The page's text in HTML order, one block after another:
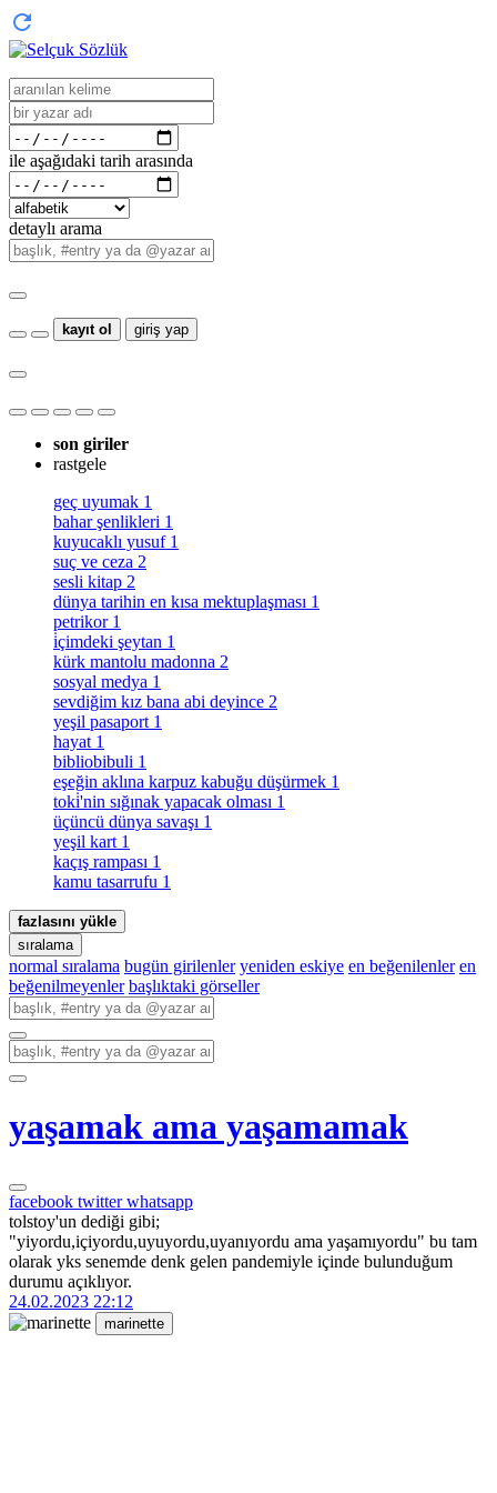
ile aşağıdaki tarih arasında
detaylı arama
kayıt ol giriş yap
son giriler
rastgele
geç uyumak 1
bahar şenlikleri 1
kuyucaklı yusuf 1
suç ve ceza 2
sesli kitap 2
dünya tarihin en kısa mektuplaşması 1
petrikor 1
i̇çimdeki şeytan 1
kürk mantolu madonna 2
sosyal medya 1
sevdiğim kız bana abi deyince 2
yeşil pasaport 1
hayat 1
bibliobibuli 1
eşeğin aklına karpuz kabuğu düşürmek 1
toki̇'nin sığınak yapacak olması 1
üçüncü dünya savaşı 1
yeşil kart 1
kaçış rampası 1
kamu tasarrufu 1
fazlasını yükle
sıralama
normal sıralama bugün girilenler yeniden eskiye en beğenilenler en
beğenilmeyenler başlıktaki görseller
yaşamak ama yaşamamak
facebook twitterwhatsapp
tolstoy'un dediği gibi;
"yiyordu,içiyordu,uyuyordu,uyanıyordu ama yaşamıyordu" bu tam
olarak yks senemde denk gelen pandemiyle içinde bulunduğum
durumu açıklıyor.
24.02.2023 22:12
marinette